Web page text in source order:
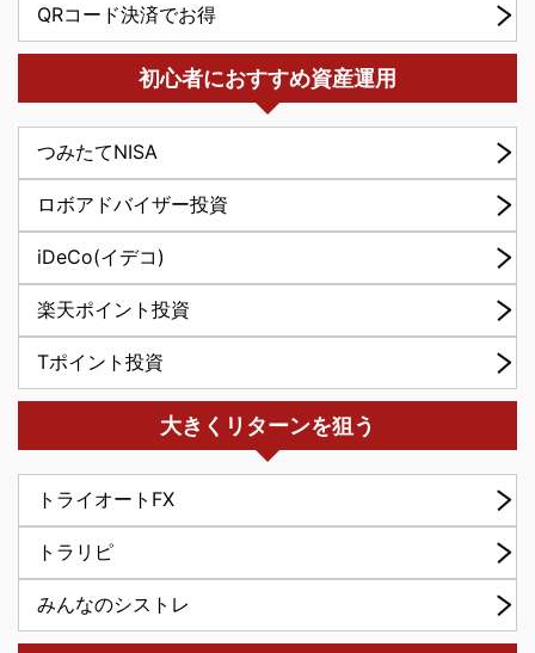
QRコード決済でお得
初心者におすすめ資産運用
つみたてNISA
ロボアドバイザー投資
iDeCo(イデコ)
楽天ポイント投資
Tポイント投資
大きくリターンを狙う
トライオートFX
トラリピ
みんなのシストレ